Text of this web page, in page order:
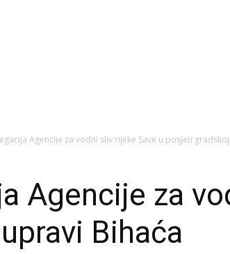
Agencije za vodni sliv rijeke Save u posjeti
Agencije za
Bihaća